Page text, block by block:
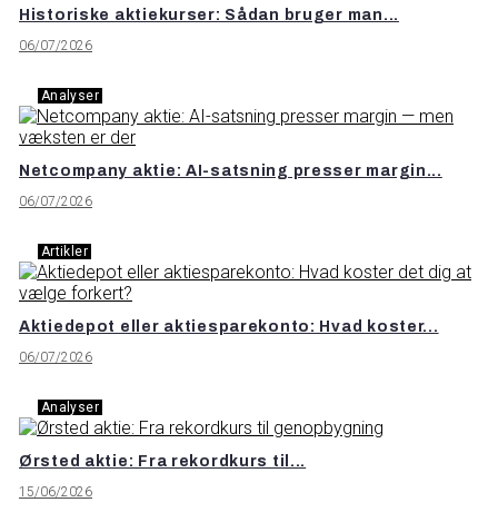
Historiske aktiekurser: Sådan bruger man...
06/07/2026
Analyser
Netcompany aktie: AI-satsning presser margin...
06/07/2026
Artikler
Aktiedepot eller aktiesparekonto: Hvad koster...
06/07/2026
Analyser
Ørsted aktie: Fra rekordkurs til...
15/06/2026